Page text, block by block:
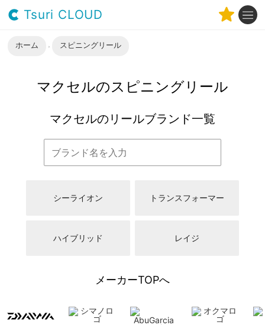
Tsuri CLOUD
ホーム スピニングリール
マクセルのスピニングリール
マクセルのリールブランド一覧
シーライオン トランスフォーマー
ハイブリッド レイジ
メーカーTOPへ